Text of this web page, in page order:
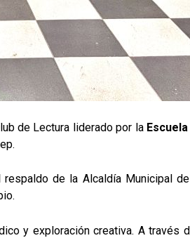
de Lectura liderado por la
de la Alcaldía Municipal de
y exploración creativa. A través